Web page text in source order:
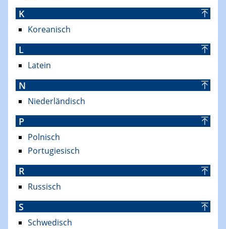
K
Koreanisch
L
Latein
N
Niederländisch
P
Polnisch
Portugiesisch
R
Russisch
S
Schwedisch